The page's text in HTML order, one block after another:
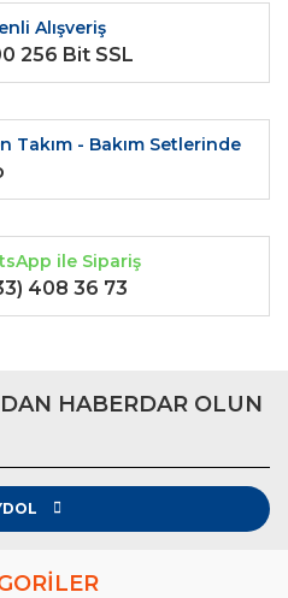
Alışveriş
256 Bit SSL
Takım - Bakım Setlerinde
ile Sipariş
408 36 73
HABERDAR OLUN